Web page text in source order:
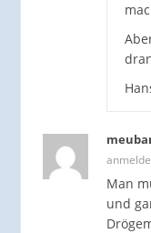
Man
und